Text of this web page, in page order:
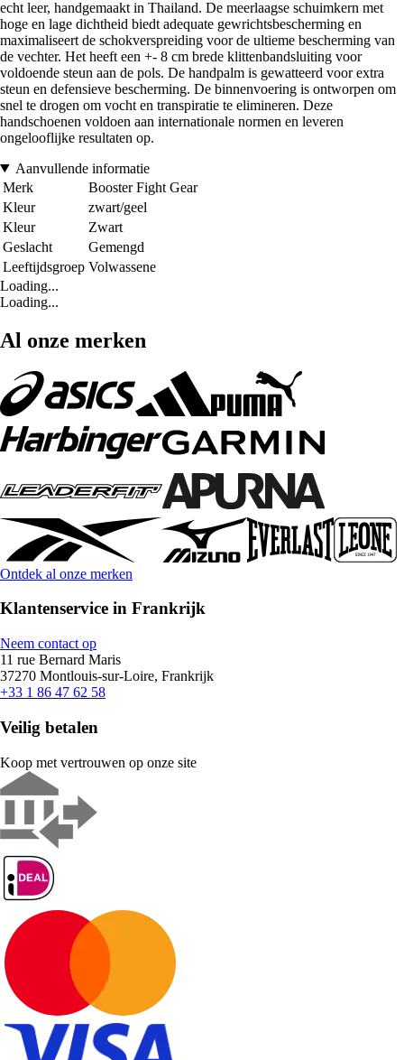
echt leer, handgemaakt in Thailand. De meerlaagse schuimkern met
hoge en lage dichtheid biedt adequate gewrichtsbescherming en
maximaliseert de schokverspreiding voor de ultieme bescherming van
de vechter. Het heeft een +- 8 cm brede klittenbandsluiting voor
voldoende steun aan de pols. De handpalm is gewatteerd voor extra
steun en defensieve bescherming. De binnenvoering is ontworpen om
snel te drogen om vocht en transpiratie te elimineren. Deze
handschoenen voldoen aan internationale normen en leveren
ongelooflijke resultaten op.
Aanvullende informatie
Merk
Booster Fight Gear
Kleur
zwart/geel
Kleur
Zwart
Geslacht
Gemengd
Leeftijdsgroep Volwassene
Loading...
Loading...
Al onze merken
Ontdek al onze merken
Klantenservice in Frankrijk
Neem contact op
11 rue Bernard Maris
37270 Montlouis-sur-Loire, Frankrijk
+33 1 86 47 62 58
Veilig betalen
Koop met vertrouwen op onze site